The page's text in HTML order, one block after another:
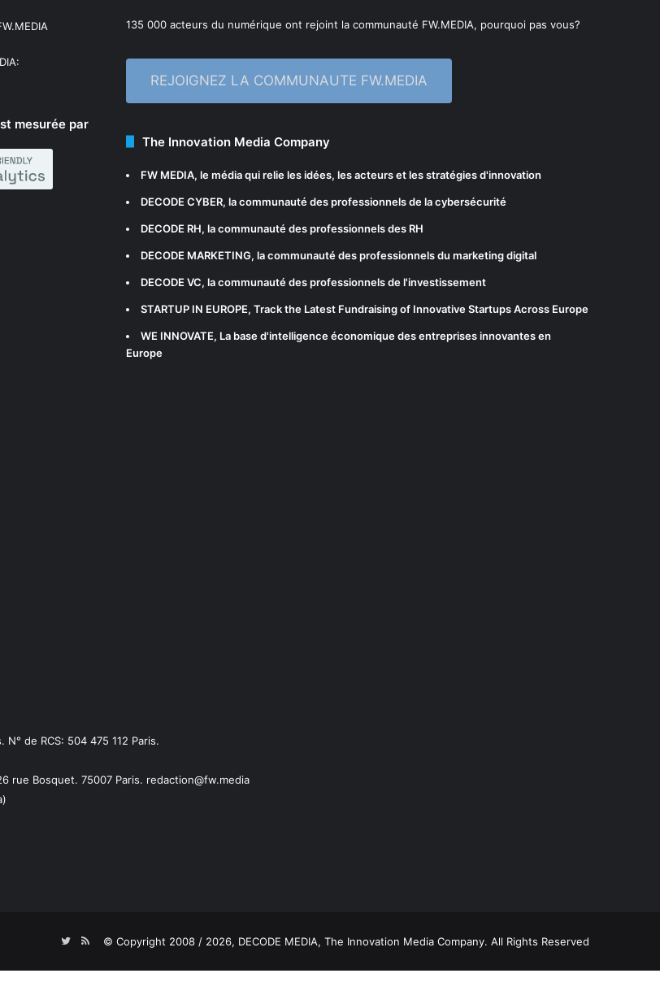
mesurée par
135 000 acteurs du numérique ont rejoint la communauté FW.MEDIA, pourquoi pas vous?
REJOIGNEZ LA COMMUNAUTE FW.MEDIA
The Innovation Media Company
FW MEDIA, le média qui relie les idées, les acteurs et les stratégies d'innovation
DECODE CYBER, la communauté des professionnels de la cybersécurité
DECODE RH, la communauté des professionnels des RH
DECODE MARKETING, la communauté des professionnels du marketing digital
DECODE VC, la communauté des professionnels de l'investissement
STARTUP IN EUROPE, Track the Latest Fundraising of Innovative Startups Across Europe
WE INNOVATE, La base d'intelligence économique des entreprises innovantes en
Europe
N° de RCS: 504 475 112 Paris.
rue Bosquet. 75007 Paris. redaction@fw.media
© Copyright 2008 / 2026, DECODE MEDIA, The Innovation Media Company. All Rights Reserved
Twitter
RSS